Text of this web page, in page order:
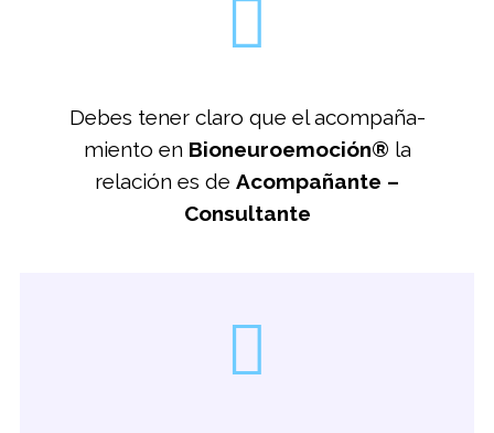
Debes tener claro que el acompaña-
miento en Bioneuroemoción® la
relación es de Acompañante –
Consultante